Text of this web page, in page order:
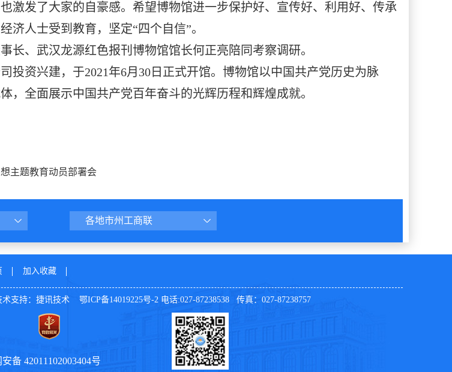
激发了大家的自豪感。希望博物馆进一步保护好、宣传好、利用好、传承
济人士受到教育，坚定“四个自信”。
长、武汉龙源红色报刊博物馆馆长何正亮陪同考察调研。
投资兴建，于2021年6月30日正式开馆。博物馆以中国共产党历史为脉
全面展示中国共产党百年奋斗的光辉历程和辉煌成就。
主题教育动员部署会
各地市州工商联
加入收藏
支持： 捷讯技术 鄂ICP备14019225号-2 电话:027-87238538 传真：027-87238757
备 42011102003404号